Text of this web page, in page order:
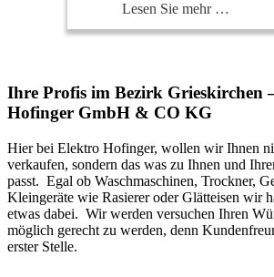
Lesen Sie mehr …
Ihre Profis im Bezirk Grieskirchen
Hofinger GmbH & CO KG
Hier bei Elektro Hofinger, wollen wir Ihnen
verkaufen, sondern das was zu Ihnen und
passt. Egal ob Waschmaschinen, Trockner,
Kleingeräte wie Rasierer oder Glätteisen wir
etwas dabei. Wir werden versuchen Ihren
möglich gerecht zu werden, denn
erster Stelle.